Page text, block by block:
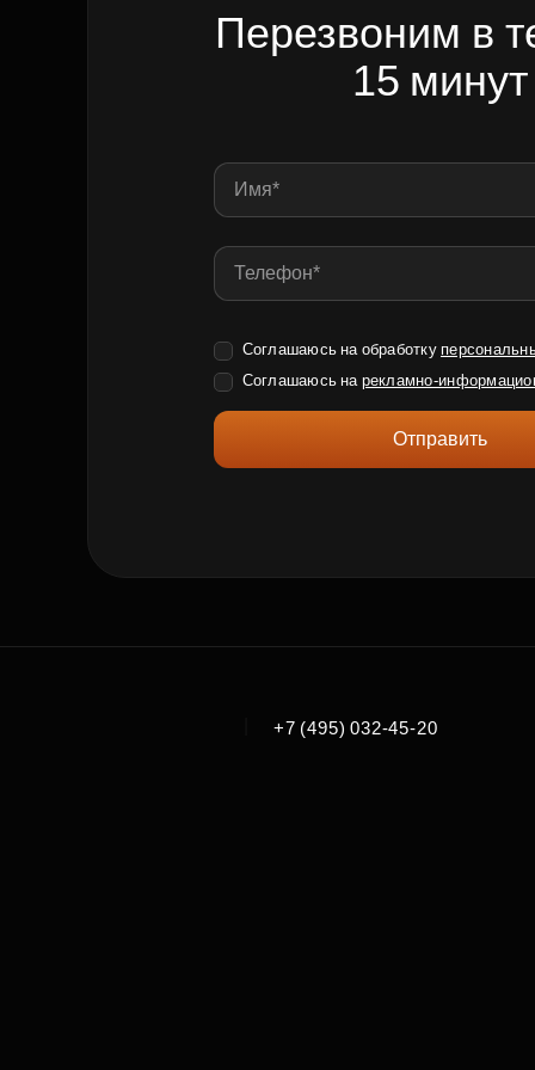
Перезвоним в
15 минут
Соглашаюсь на обработку
Соглашаюсь на рекламно-
Отправить
+7 (495) 032-45-20